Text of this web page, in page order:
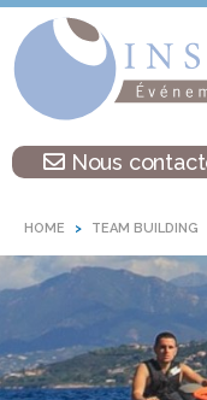
Nous
HOME TEAM BUILDING